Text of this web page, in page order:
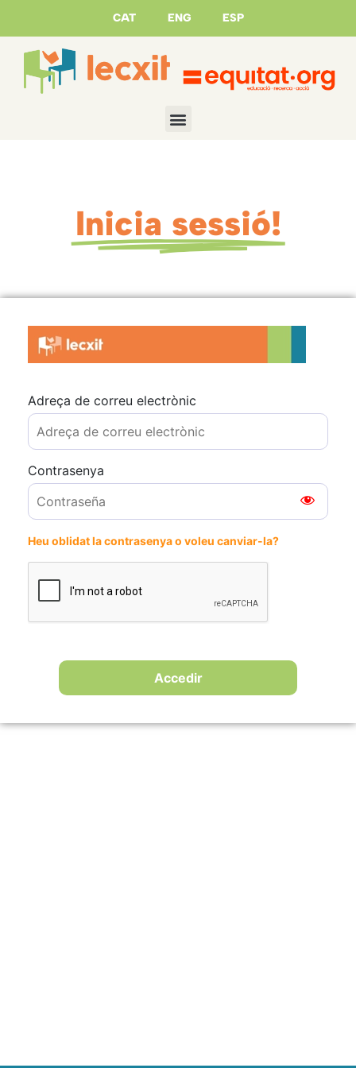
CAT ENG ESP
Inicia sessió!
Adreça de correu electrònic
Contrasenya
Heu oblidat la contrasenya o voleu canviar-la?